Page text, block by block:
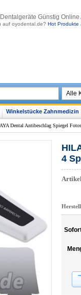
Dentalgeräte Günstig
auf oyodental.de? Hot Produkte
Winkelstücke Zahnmedizin
Dental Antibeschlag Spiegel
4